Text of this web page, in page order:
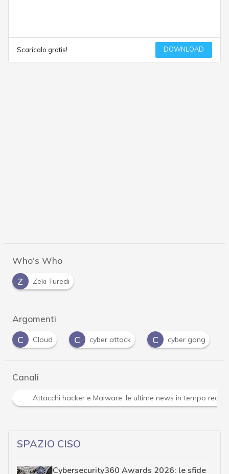
Scaricalo gratis! DOWNLOAD
Who's Who
Z
Zeki Turedi
Argomenti
C
cyber attack C cyber gang C
Canali
Attacchi hacker e Malware: le ultime news in tempo
SPAZIO CISO
Cybersecurity360 Awards 2026: le sfide